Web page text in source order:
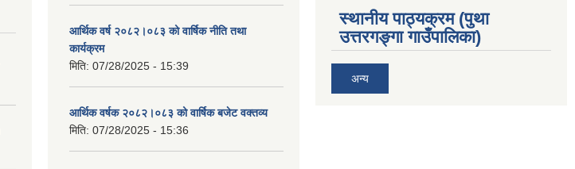
आर्थिक वर्ष २०८२।०८३ को वार्षिक नीति तथा
कार्यक्रम
मिति: 07/28/2025 - 15:39
आर्थिक वर्षक २०८२।०८३ को वार्षिक बजेट वक्तव्य
मिति: 07/28/2025 - 15:36
स्थानीय पाठ्यक्रम (पुथा
उत्तरगङ्गा गाउँपालिका)
अन्य